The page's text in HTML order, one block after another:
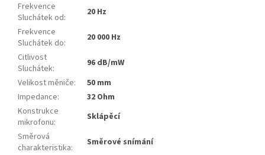
Frekvence
Sluchátek od:
20 Hz
Frekvence
Sluchátek do:
20 000 Hz
Citlivost
Sluchátek:
96 dB/mW
Velikost měniče:
50 mm
Impedance:
32 Ohm
Konstrukce
mikrofonu:
Sklápěcí
Směrová
charakteristika:
Směrové snímání